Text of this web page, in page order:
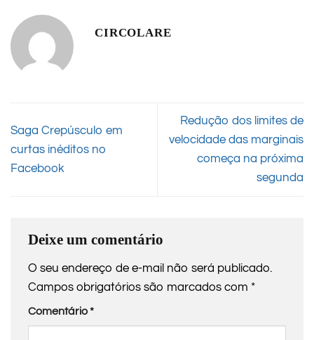
CIRCOLARE
Saga Crepúsculo em
curtas inéditos no
Facebook
Redução dos limites de
velocidade das marginais
começa na próxima
segunda
Deixe um comentário
O seu endereço de e-mail não será publicado.
Campos obrigatórios são marcados com *
Comentário*